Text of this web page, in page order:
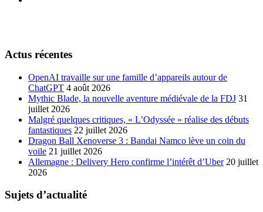
Actus récentes
OpenAI travaille sur une famille d’appareils autour de
ChatGPT 4 août 2026
Mythic Blade, la nouvelle aventure médiévale de la FDJ 31
juillet 2026
Malgré quelques critiques, « L’Odyssée » réalise des débuts
fantastiques 22 juillet 2026
Dragon Ball Xenoverse 3 : Bandai Namco lève un coin du
voile 21 juillet 2026
Allemagne : Delivery Hero confirme l’intérêt d’Uber 20 juillet
2026
Sujets d’actualité